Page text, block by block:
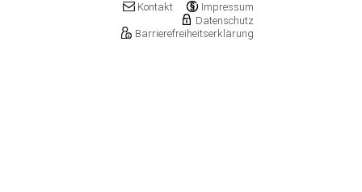
Impressum
Kontakt
Datenschutz
Barrierefreiheitserklärung